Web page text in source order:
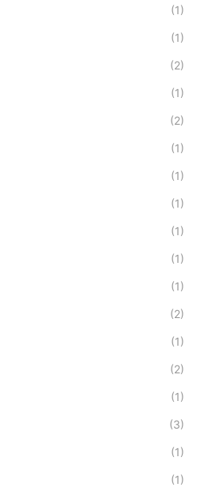
(1)
(1)
(2)
(1)
(2)
(1)
(1)
(1)
(1)
(1)
(1)
(2)
(1)
(2)
(1)
(3)
(1)
(1)